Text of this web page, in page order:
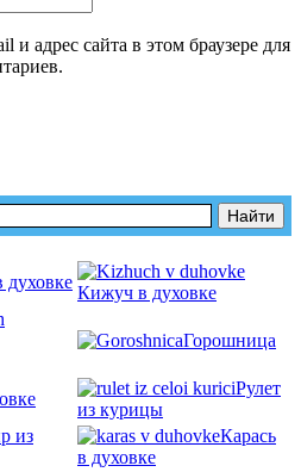
и адрес сайта в этом браузере для
духовке
Кижуч в духовке
Горошница
Рулет
из курицы
из
Карась
в духовке